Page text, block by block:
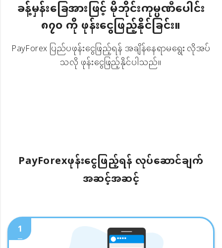
ခန့်မှန်းခြေအားဖြင့် မိုဘိုင်းကုမ္ပဏီပေါင်း
၈၇၀ ကို ဖုန်းငွေဖြည့်နိုင်ခြင်း။
PayForex ပြည်ပဖုန်းငွေဖြည့်ရန် အချိန်နေရာမရွေး လိုအပ်
သလို ဖုန်းငွေဖြည့်နိုင်ပါသည်။
PayForexဖုန်းငွေဖြည့်ရန် လုပ်ဆောင်ချက်
အဆင့်အဆင့်
1